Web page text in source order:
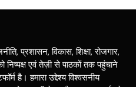
प्रशासन, विकास, शिक्षा, रोजगार,
एवं तेज़ी से पाठकों तक पहुंचाने
है। हमारा उद्देश्य विश्वसनीय